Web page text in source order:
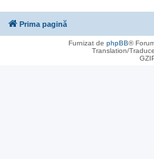
Prima pagină
Furnizat de phpBB®
Translation/